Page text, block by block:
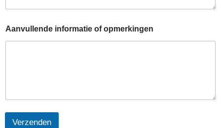
Aanvullende informatie of opmerkingen
Verzenden